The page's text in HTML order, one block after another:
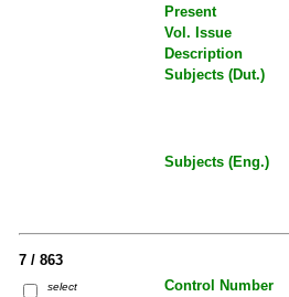
Present
Vol. Issue
Description
Subjects (Dut.)
Subjects (Eng.)
7 / 863
select Control Number